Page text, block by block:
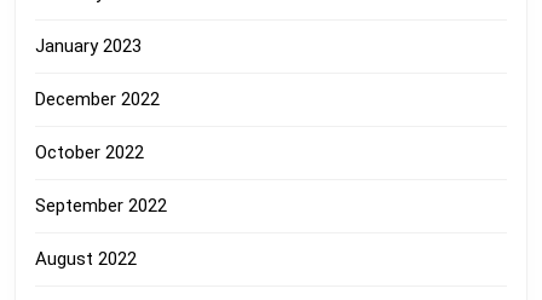
January 2023
December 2022
October 2022
September 2022
August 2022